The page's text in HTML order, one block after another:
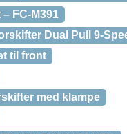
FC-M391
Dual Pull 9-
til front
med klampe